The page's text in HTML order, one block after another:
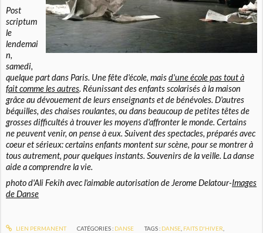
Post
scriptum
le
lendemai
n,
samedi,
quelque part dans Paris. Une fête d'école, maisd'une école pas tout à
fait comme les autres. Réunissant des enfants scolarisés à la maison
grâce au dévouement de leurs enseignants et de bénévoles. D'autres
béquilles, des chaises roulantes, ou dans beaucoup de petites têtes de
grosses difficultés à trouver les moyens d'affronter le monde. Certains
ne peuvent venir, on pense à eux. Suivent des spectacles, préparés avec
coeur et sérieux: certains enfants montent sur scène, pour se montrer à
tous autrement, pour quelques instants. Souvenirs de la veille. La danse
aide a comprendre la vie.
photo d'Ali Fekih avec l'aimable autorisation de Jerome Delatour-Images
de Danse
LIEN PERMANENT CATÉGORIES : DANSE TAGS : DANSE FAITS D'HIVER